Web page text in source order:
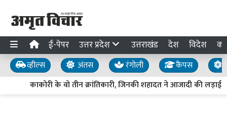
ई-पेपर उत्तर प्रदेश उत्तराखंड देश विदेश
व्हील्स अंतस रंगोली कैंपस
काकोरी के वो तीन क्रांतिकारी, जिनकी शहादत ने आजादी की लड़ाई